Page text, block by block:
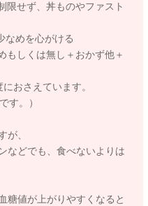
せず、丼ものやファスト
なめを心がける
もしくは無し＋おかず他＋
おさえています。
す。）
が、
などでも、食べないよりは
糖値が上がりやすくなると